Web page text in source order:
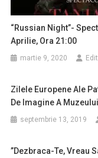
“Russian Night”-
Aprilie, Ora 21:00
martie 9, 2020
Zilele Europene Ale
De Imagine A
septembrie 13, 2019
”Dezbraca-Te, Vreau